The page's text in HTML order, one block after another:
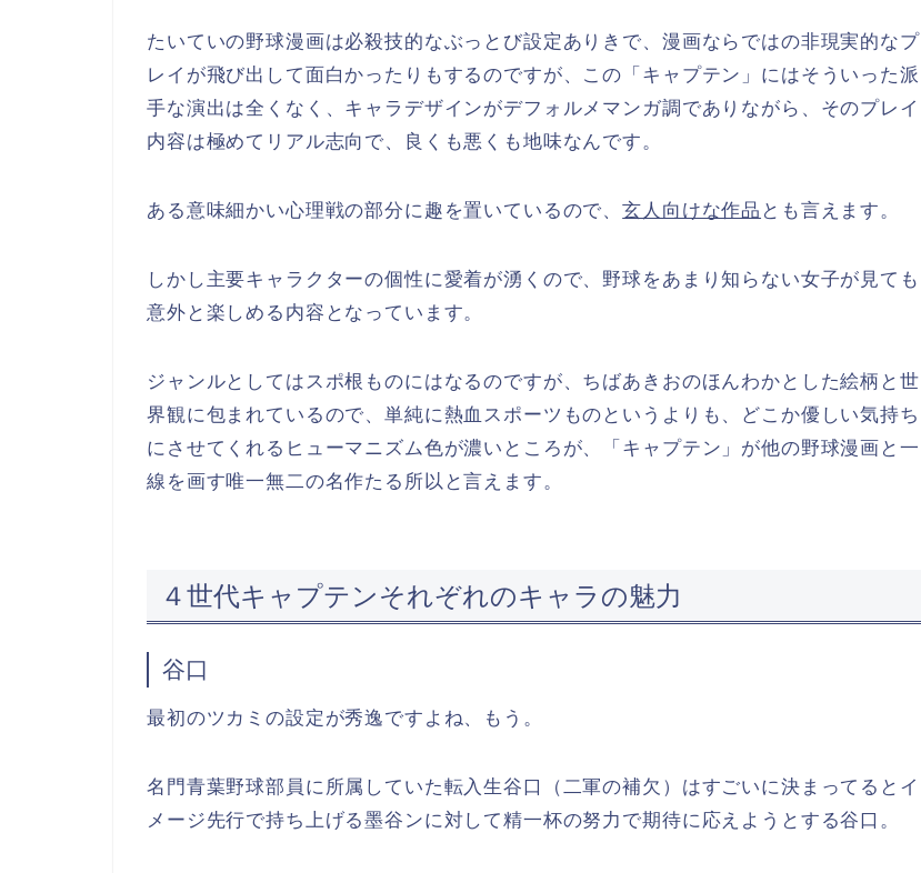
たいていの野球漫画は必殺技的なぶっとび設定ありきで、漫画ならではの非現実的なプ
レイが飛び出して面白かったりもするのですが、この「キャプテン」にはそういった派
手な演出は全くなく、キャラデザインがデフォルメマンガ調でありながら、そのプレイ
内容は極めてリアル志向で、良くも悪くも地味なんです。
ある意味細かい心理戦の部分に趣を置いているので、玄人向けな作品 とも言えます。
しかし主要キャラクターの個性に愛着が湧くので、野球をあまり知らない女子が見ても
意外と楽しめる内容となっています。
ジャンルとしてはスポ根ものにはなるのですが、ちばあきおのほんわかとした絵柄と世
界観に包まれているので、単純に熱血スポーツものというよりも、どこか優しい気持ち
にさせてくれるヒューマニズム色が濃いところが、「キャプテン」が他の野球漫画と一
線を画す唯一無二の名作たる所以と言えます。
４世代キャプテンそれぞれのキャラの魅力
谷口
最初のツカミの設定が秀逸ですよね、もう。
名門青葉野球部員に所属していた転入生谷口（二軍の補欠）はすごいに決まってるとイ
メージ先行で持ち上げる墨谷ンに対して精一杯の努力で期待に応えようとする谷口。